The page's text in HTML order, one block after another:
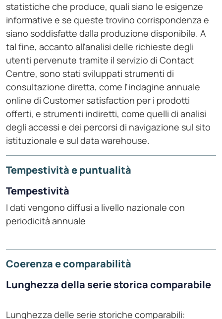
statistiche che produce, quali siano le esigenze
informative e se queste trovino corrispondenza e
siano soddisfatte dalla produzione disponibile. A
tal fine, accanto all'analisi delle richieste degli
utenti pervenute tramite il servizio di Contact
Centre, sono stati sviluppati strumenti di
consultazione diretta, come l'indagine annuale
online di Customer satisfaction per i prodotti
offerti, e strumenti indiretti, come quelli di analisi
degli accessi e dei percorsi di navigazione sul sito
istituzionale e sul data warehouse.
Tempestività e puntualità
Tempestività
I dati vengono diffusi a livello nazionale con
periodicità annuale
Coerenza e comparabilità
Lunghezza della serie storica comparabile
Lunghezza delle serie storiche comparabili: